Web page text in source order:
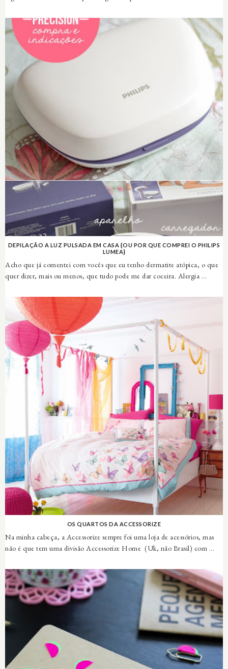
DEPILAÇÃO A LUZ PULSADA EM CASA {OU POR QUE COMPREI O PHILIPS
LUMEA}
Acho que já comentei com vocês que eu tenho dermatite atópica, o que
quer dizer, mais ou menos, que tudo pode me dar coceira. Alergia ...
OS QUARTOS DA ACCESSORIZE
Na minha cabeça, a Accessorize sempre foi uma loja de acessórios, mas
não é que tem uma divisão Accessorize Home (Uk, não Brasil) com ...